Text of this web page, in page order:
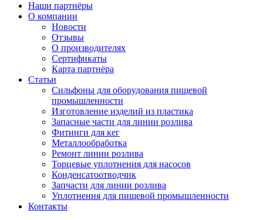
Наши партнёры
О компании
Новости
Отзывы
О производителях
Сертификаты
Карта партнёра
Статьи
Сильфоны для оборудования пищевой
промышленности
Изготовление изделий из пластика
Запасные части для линии розлива
Фитинги для кег
Металлообработка
Ремонт линии розлива
Торцевые уплотнения для насосов
Конденсатоотводчик
Запчасти для линии розлива
Уплотнения для пищевой промышленности
Контакты